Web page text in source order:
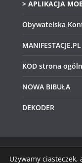
> APLIKACJA
Obywatelska
MANIFESTACJE.PL
KOD strona
NOWA BIBUŁA
DEKODER
Używamy